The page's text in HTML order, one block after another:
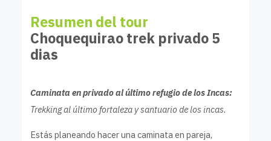
Resumen del tour
Choquequirao trek privado 5
dias
Caminata en privado al último refugio de los Incas:
Trekking al último fortaleza y santuario de los incas.
Estás planeando hacer una caminata en pareja,